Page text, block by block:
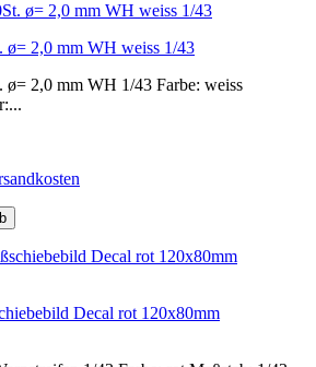
ø= 2,0 mm WH weiss 1/43
ø= 2,0 mm WH 1/43 Farbe: weiss
Decal rot 120x80mm